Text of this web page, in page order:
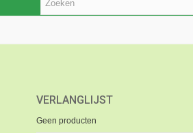
VERLANGLIJST
Geen producten